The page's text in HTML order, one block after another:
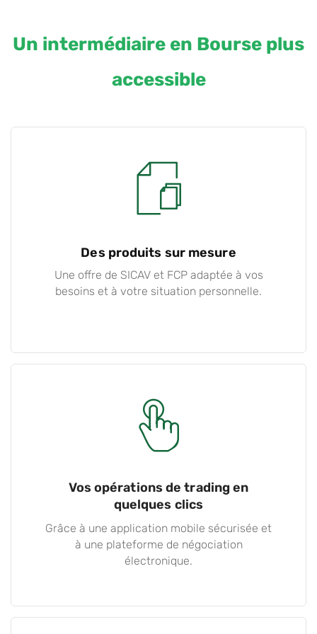
Un intermédiaire en Bourse plus
accessible
Des produits sur mesure
Une offre de SICAV et FCP adaptée à vos
besoins et à votre situation personnelle.
Vos opérations de trading en
quelques clics
Grâce à une application mobile sécurisée et
à une plateforme de négociation
électronique.